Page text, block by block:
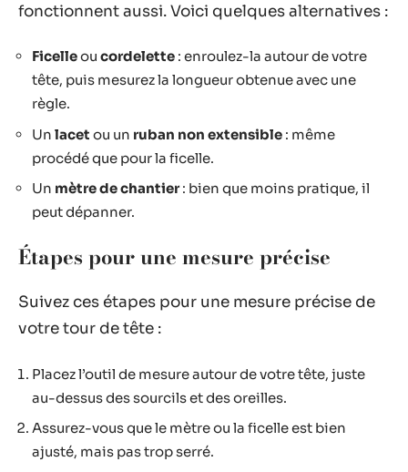
fonctionnent aussi. Voici quelques alternatives :
Ficelleou cordelette : enroulez-la autour de votre
tête, puis mesurez la longueur obtenue avec une
règle.
Un lacet ou un ruban non extensible : même
procédé que pour la ficelle.
Un mètre de chantier: bien que moins pratique, il
peut dépanner.
Étapes pour une mesure précise
Suivez ces étapes pour une mesure précise de
votre tour de tête :
Placez l’outil de mesure autour de votre tête, juste
au-dessus des sourcils et des oreilles.
Assurez-vous que le mètre ou la ficelle est bien
ajusté, mais pas trop serré.